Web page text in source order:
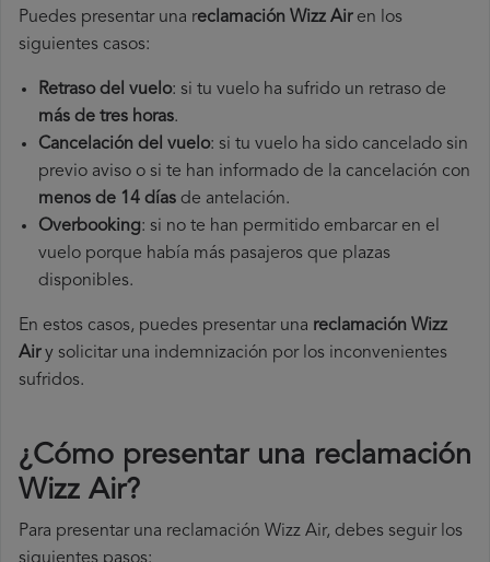
Puedes presentar una reclamación Wizz Airen los
siguientes casos:
Retraso del vuelo: si tu vuelo ha sufrido un retraso de
más de tres horas.
Cancelación del vuelo: si tu vuelo ha sido cancelado sin
previo aviso o si te han informado de la cancelación con
menos de 14 días de antelación.
Overbooking: si no te han permitido embarcar en el
vuelo porque había más pasajeros que plazas
disponibles.
En estos casos, puedes presentar una reclamación Wizz
Air​y solicitar una indemnización por los inconvenientes
sufridos.
¿Cómo presentar una reclamación
Wizz Air?
Para presentar una reclamación Wizz Air, debes seguir los